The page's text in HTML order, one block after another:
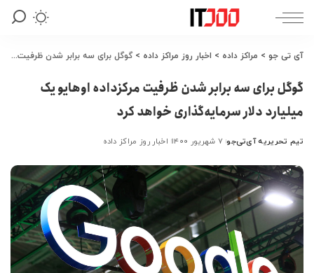
آی تی جو > مراکز داده > اخبار روز مراکز داده > گوگل برای سه برابر شدن ظرفیت مرکزداده اوهایو یک میلیارد دلار سرمایه‌گذاری خواهد کرد
گوگل برای سه برابر شدن ظرفیت مرکزداده اوهایو یک
میلیارد دلار سرمایه‌گذاری خواهد کرد
ارسال
توسط
تیم تحریریه آی‌تی‌جو ۷ شهریور ۱۴۰۰ اخبار روز مراکز داده